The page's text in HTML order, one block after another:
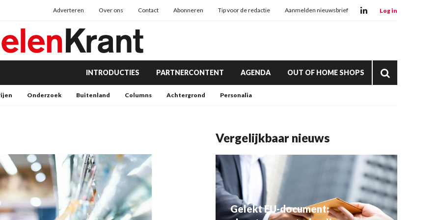
Adverteren Over ons Contact Abonneren Tip voor de redactie Aanmelden nieuwsbrief Log in
INTRODUCTIES PARTNERCONTENT AGENDA OUT OF HOME SHOPS
Onderzoek Buitenland Columns Achtergrond Personalia
Vergelijkbaar nieuws
Gelekt EU-document: